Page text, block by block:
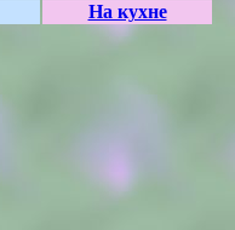
На кухне